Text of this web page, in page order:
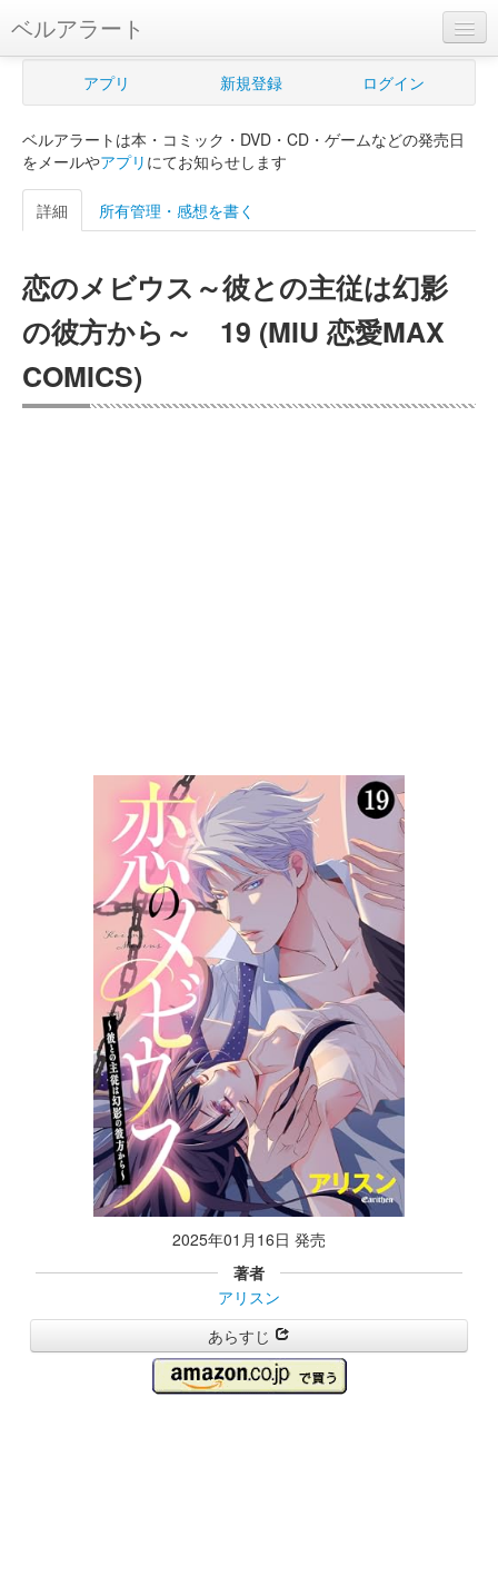
ベルアラート
ベルアラートとは
新規登録
ログイン
購入管理
Myシェルフ
プレミアム
アプリ 新規登録 ログイン
ベルアラートは本・コミック・DVD・CD・ゲームなどの発売日
をメールやアプリ にてお知らせします
詳細 所有管理・感想を書く
恋のメビウス～彼との主従は幻影
の彼方から～ 19 (MIU 恋愛MAX
COMICS)
2025年01月16日 発売
著者
アリスン
あらすじ